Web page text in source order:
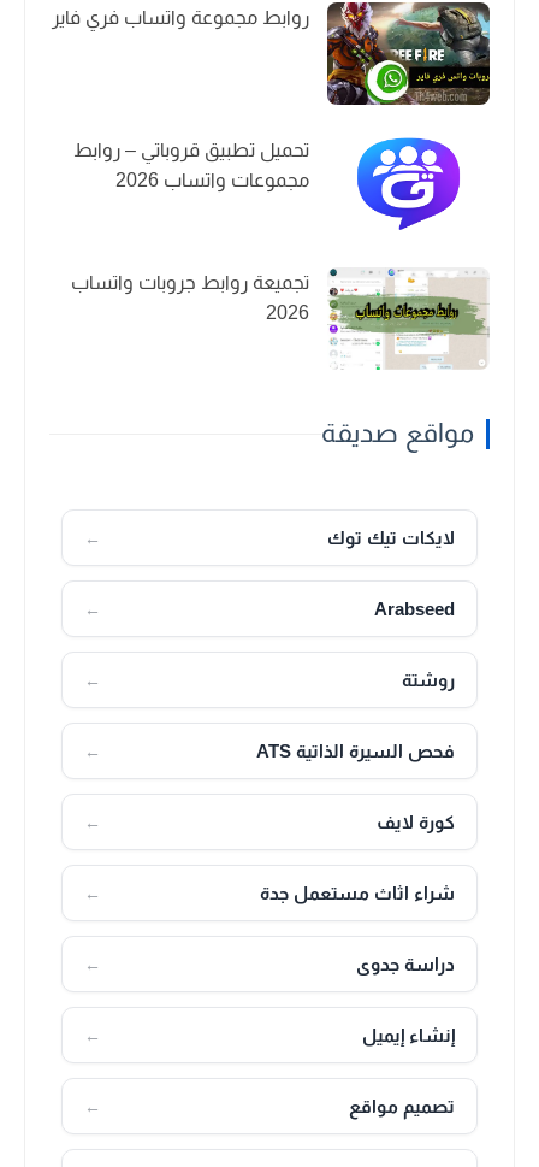
روابط مجموعة واتساب فري فاير
تحميل تطبيق قروباتي – روابط
مجموعات واتساب 2026
تجميعة روابط جروبات واتساب
2026
مواقع صديقة
لايكات تيك توك ←
Arabseed
←
روشتة ←
فحص السيرة الذاتية ATS ←
كورة لايف ←
شراء اثاث مستعمل جدة ←
دراسة جدوى ←
إنشاء إيميل ←
تصميم مواقع ←